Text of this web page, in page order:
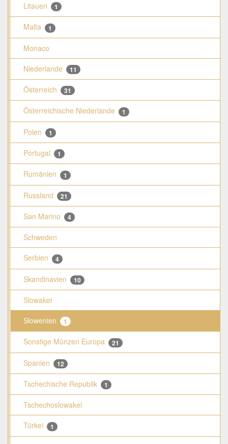
Litauen 1
Malta 1
Monaco
Niederlande
11
Österreich 31
Österreichische Niederlande 1
Polen 1
Portugal 1
Rumänien 1
Russland 21
San Marino 4
Schweden
Serbien
4
Skandinavien 10
Slowakei
Slowenien
1
Sonstige Münzen Europa 21
Spanien 12
Tschechische Republik 1
Tschechoslowakei
Türkei
1